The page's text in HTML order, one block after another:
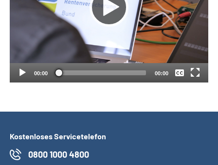
Inhalte in Gebärdensprache (DGS)
Leichte Sprache
00:00 00:00
Keine
Kostenloses Servicetelefon
0800 1000 4800